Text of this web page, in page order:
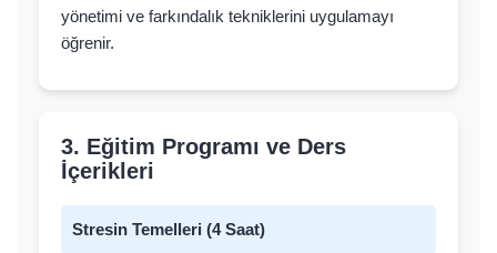
yönetimi ve farkındalık tekniklerini uygulamayı
öğrenir.
3. Eğitim Programı ve Ders
İçerikleri
Stresin Temelleri (4 Saat)